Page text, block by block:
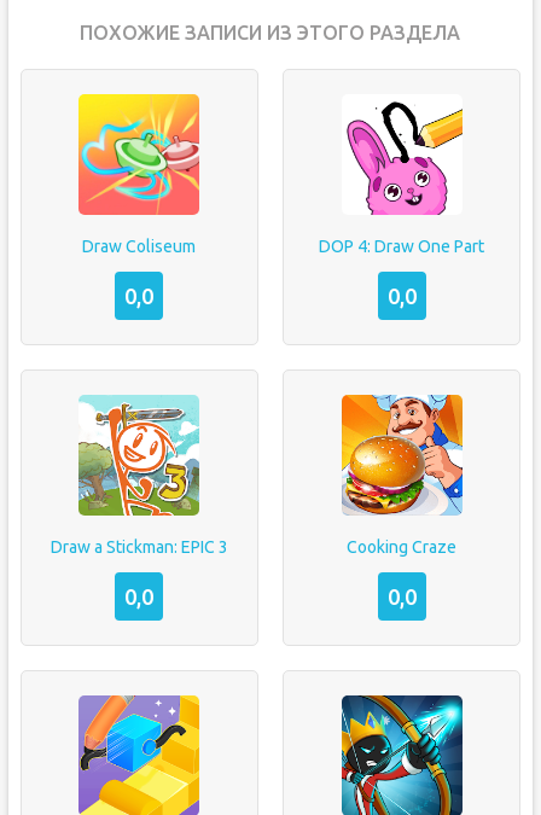
ПОХОЖИЕ ЗАПИСИ ИЗ ЭТОГО РАЗДЕЛА
Draw Coliseum
0,0
DOP 4: Draw One Part
0,0
Draw a Stickman: EPIC 3
0,0
Cooking Craze
0,0